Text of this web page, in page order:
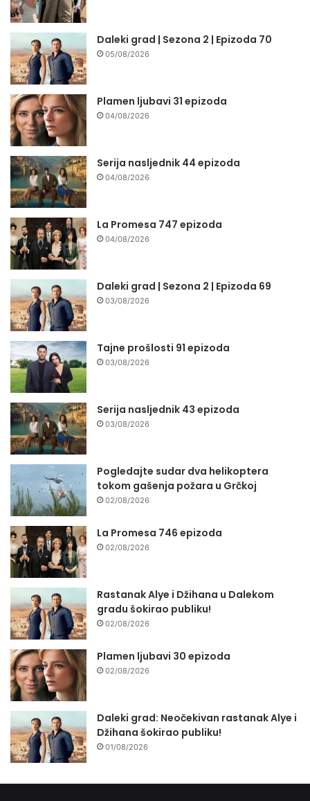
Daleki grad | Sezona 2 | Epizoda 70
05/08/2026
Plamen ljubavi 31 epizoda
04/08/2026
Serija nasljednik 44 epizoda
04/08/2026
La Promesa 747 epizoda
04/08/2026
Daleki grad | Sezona 2 | Epizoda 69
03/08/2026
Tajne prošlosti 91 epizoda
03/08/2026
Serija nasljednik 43 epizoda
03/08/2026
Pogledajte sudar dva helikoptera
tokom gašenja požara u Grčkoj
02/08/2026
La Promesa 746 epizoda
02/08/2026
Rastanak Alye i Džihana u Dalekom
gradu šokirao publiku!
02/08/2026
Plamen ljubavi 30 epizoda
02/08/2026
Daleki grad: Neočekivan rastanak Alye i
Džihana šokirao publiku!
01/08/2026